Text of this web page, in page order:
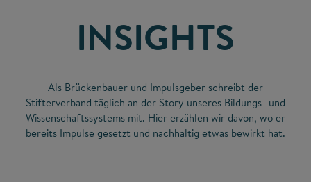
INSIGHTS
Als Brückenbauer und Impulsgeber schreibt der
Stifterverband täglich an der Story unseres Bildungs- und
Wissenschaftssystems mit. Hier erzählen wir davon, wo er
bereits Impulse gesetzt und nachhaltig etwas bewirkt hat.